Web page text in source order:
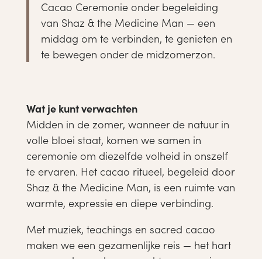
Cacao Ceremonie onder begeleiding
van Shaz & the Medicine Man — een
middag om te verbinden, te genieten en
te bewegen onder de midzomerzon.
Wat je kunt verwachten
Midden in de zomer, wanneer de natuur in
volle bloei staat, komen we samen in
ceremonie om diezelfde volheid in onszelf
te ervaren. Het cacao ritueel, begeleid door
Shaz & the Medicine Man, is een ruimte van
warmte, expressie en diepe verbinding.
Met muziek, teachings en sacred cacao
maken we een gezamenlijke reis — het hart